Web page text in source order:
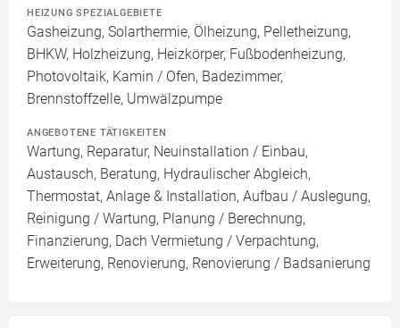
HEIZUNG SPEZIALGEBIETE
Gasheizung, Solarthermie, Ölheizung, Pelletheizung,
BHKW, Holzheizung, Heizkörper, Fußbodenheizung,
Photovoltaik, Kamin / Ofen, Badezimmer,
Brennstoffzelle, Umwälzpumpe
ANGEBOTENE TÄTIGKEITEN
Wartung, Reparatur, Neuinstallation / Einbau,
Austausch, Beratung, Hydraulischer Abgleich,
Thermostat, Anlage & Installation, Aufbau / Auslegung,
Reinigung / Wartung, Planung / Berechnung,
Finanzierung, Dach Vermietung / Verpachtung,
Erweiterung, Renovierung, Renovierung / Badsanierung